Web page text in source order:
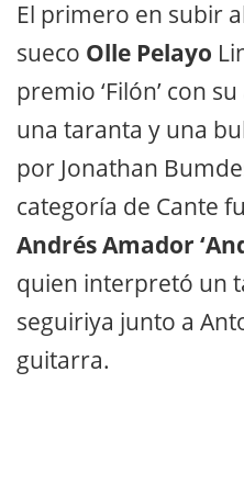
El primero en subir
sueco Olle Pelayo
premio ‘Filón’ con
una taranta y una
por Jonathan
categoría de Cante
Andrés Amador
quien interpretó un
seguiriya junto a
guitarra.